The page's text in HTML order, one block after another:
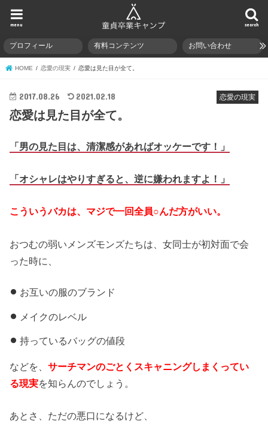
search
menu
プロフィール 有料コンテンツ お問い合わせ
HOME 恋愛の現実 恋愛は見た目が全て。
恋愛の現実
2017.08.26 2021.02.18
恋愛は見た目が全て。
「男の見た目は、清潔感があればオッケーです！」
「オシャレはやりすぎると、逆に嫌われますよ！」
こういうバカは、マジで一回全員○んだ方がいい。
おつむの弱いメンズモンズたちは、女同士が初対面で会
った時に、
お互いの服のブランド
メイクのレベル
持っているバッグの値段
などを、サーチマンのごとくスキャニングしまくってい
る現実を知らんのでしょう。
あとさ、ただの悪口になるけど、